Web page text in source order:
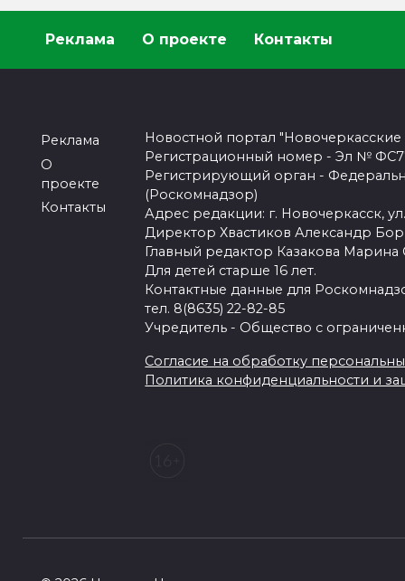
Реклама О проекте Контакты
Реклама
О
проекте
Контакты
Новостной портал
Регистрационный номер - Эл №
Регистрирующий орган -
(Роскомнадзор)
Адрес редакции: г. Новочеркасск,
Директор Хвастиков Александр
Главный редактор Казакова Марина
Для детей старше 16 лет.
Контактные данные для
тел. 8(8635) 22-82-85
Учредитель - Общество с
Согласие на обработку
Политика конфиденциальности и